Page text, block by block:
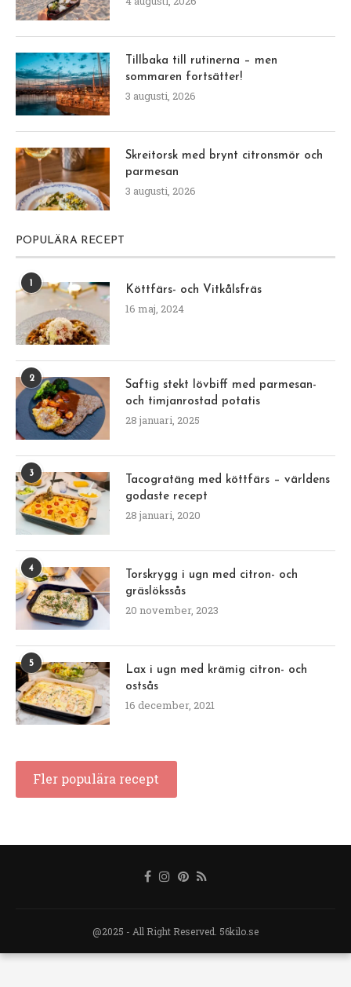
Tillbaka till rutinerna – men
sommaren fortsätter!
3 augusti, 2026
Skreitorsk med brynt citronsmör och
parmesan
3 augusti, 2026
POPULÄRA RECEPT
1
Köttfärs- och Vitkålsfräs
16 maj, 2024
2
Saftig stekt lövbiff med parmesan-
och timjanrostad potatis
28 januari, 2025
3
Tacogratäng med köttfärs – världens
godaste recept
28 januari, 2020
4
Torskrygg i ugn med citron- och
gräslökssås
20 november, 2023
5
Lax i ugn med krämig citron- och
ostsås
16 december, 2021
Fler populära recept
@2025 - All Right Reserved. 56kilo.se